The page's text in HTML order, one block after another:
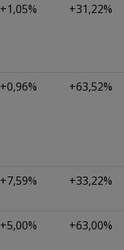
+1,05% +31,22%
+0,96% +63,52%
+7,59% +33,22%
+5,00% +63,00%